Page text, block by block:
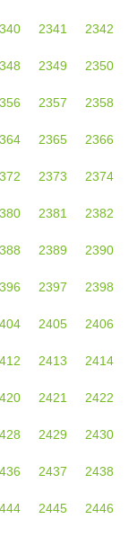
2341 2342
2349 2350
2357 2358
2365 2366
2373 2374
2381 2382
2389 2390
2397 2398
2405 2406
2413 2414
2421 2422
2429 2430
2437 2438
2445 2446